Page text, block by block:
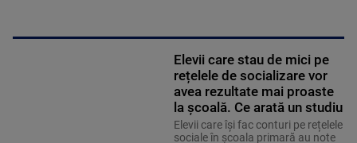
Elevii care stau de mici pe
rețelele de socializare vor
avea rezultate mai proaste
la școală. Ce arată un studiu
Elevii care îşi fac conturi pe rețelele
sociale în școala primară au note